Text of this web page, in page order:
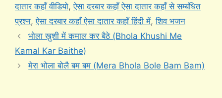
दातार कहाँ वीडियो,ऐसा दरबार कहाँ ऐसा दातार कहाँ से सम्बंधित
प्रश्न,ऐसा दरबार कहाँ ऐसा दातार कहाँ हिंदी में,शिव भजन
भोला ख़ुशी में कमाल कर बैठे (Bhola Khushi Me
Kamal Kar Baithe)
मेरा भोला बोलै बम बम (Mera Bhola Bole Bam Bam)